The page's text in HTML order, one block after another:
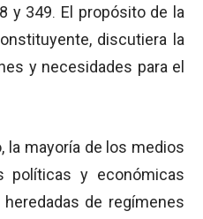
y 349. El propósito de la
discutiera la
y necesidades para el
la mayoría de los medios
políticas y económicas
de regímenes